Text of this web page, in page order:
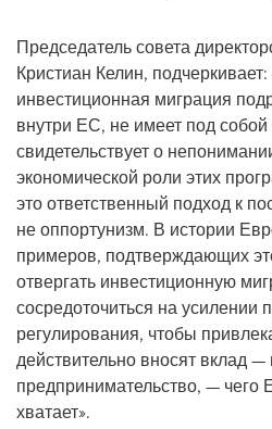
Председатель совета
Кристиан Келин,
инвестиционная миграция
внутри ЕС, не имеет под
свидетельствует о
экономической роли этих
это ответственный подход к
не оппортунизм. В истории
примеров, подтверждающих
отвергать инвестиционную
сосредоточиться на усилении
регулирования, чтобы
действительно вносят вклад —
предпринимательство, — чего
хватает».